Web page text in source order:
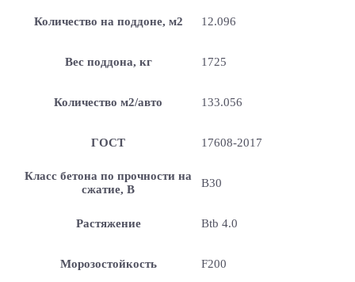
Количество на поддоне, м2 12.096
Вес поддона, кг 1725
Количество м2/авто 133.056
ГОСТ 17608-2017
Класс бетона по прочности на
сжатие, В
B30
Растяжение Btb 4.0
Морозостойкость F200